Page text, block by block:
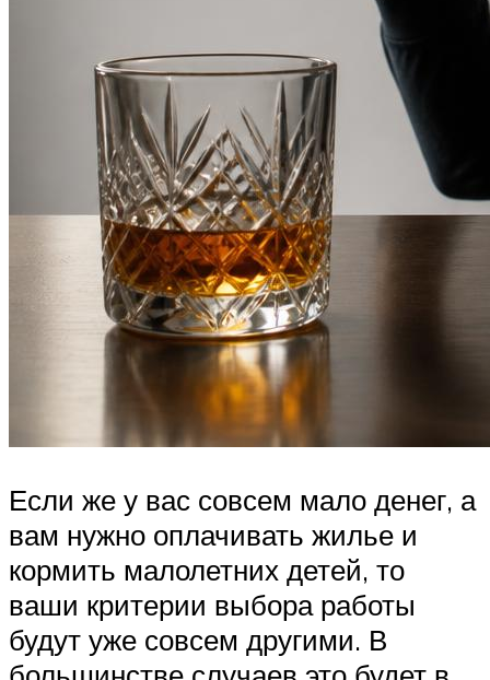
Если же у вас совсем мало денег, а
вам нужно оплачивать жилье и
кормить малолетних детей, то
ваши критерии выбора работы
будут уже совсем другими. В